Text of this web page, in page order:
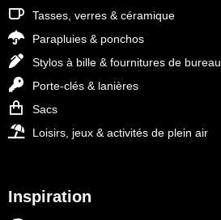
Tasses, verres & céramique
Parapluies & ponchos
Stylos à bille & fournitures de bureau
Porte-clés & lanières
Sacs
Loisirs, jeux & activités de plein air
Inspiration